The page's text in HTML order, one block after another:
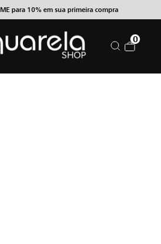
para 10% em sua primeira compra
0